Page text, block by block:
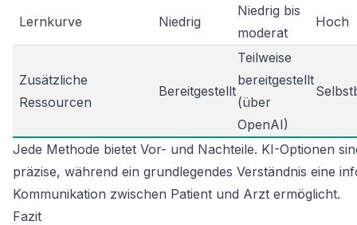
Lernkurve Niedrig
Niedrig bis
moderat
Hoch
Zusätzliche
Ressourcen
Bereitgestellt
Teilweise
bereitgestellt
(über
OpenAI)
Jede Methode bietet Vor- und Nachteile. KI-Optionen
präzise, während ein grundlegendes Verständnis eine
Kommunikation zwischen Patient und Arzt ermöglicht.
Fazit